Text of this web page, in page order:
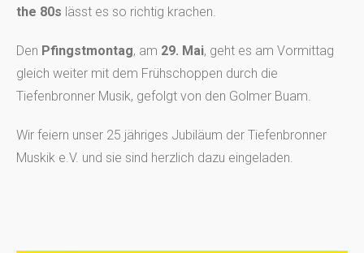
the 80s lässt es so richtig krachen.
Den Pfingstmontag, am 29. Mai, geht es am Vormittag
gleich weiter mit dem Frühschoppen durch die
Tiefenbronner Musik, gefolgt von den Golmer Buam.
Wir feiern unser 25 jähriges Jubiläum der Tiefenbronner
Muskik e.V. und sie sind herzlich dazu eingeladen.